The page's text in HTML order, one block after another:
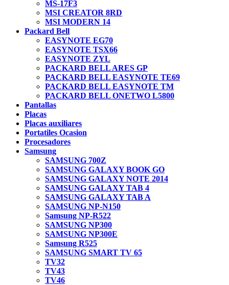
MS-17F3
MSI CREATOR 8RD
MSI MODERN 14
Packard Bell
EASYNOTE EG70
EASYNOTE TSX66
EASYNOTE ZYL
PACKARD BELL ARES GP
PACKARD BELL EASYNOTE TE69
PACKARD BELL EASYNOTE TM
PACKARD BELL ONETWO L5800
Pantallas
Placas
Placas auxiliares
Portatiles Ocasion
Procesadores
Samsung
SAMSUNG 700Z
SAMSUNG GALAXY BOOK GO
SAMSUNG GALAXY NOTE 2014
SAMSUNG GALAXY TAB 4
SAMSUNG GALAXY TAB A
SAMSUNG NP-N150
Samsung NP-R522
SAMSUNG NP300
SAMSUNG NP300E
Samsung R525
SAMSUNG SMART TV 65
TV32
TV43
TV46